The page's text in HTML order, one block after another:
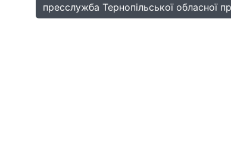
пресслужба Тернопільської обласної